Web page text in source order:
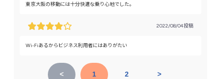
東京大阪の移動には十分快適な乗り心地でした。
2022/08/04投稿
Wi-Fiあるからビジネス利用者にはありがたい
< 1 2 >